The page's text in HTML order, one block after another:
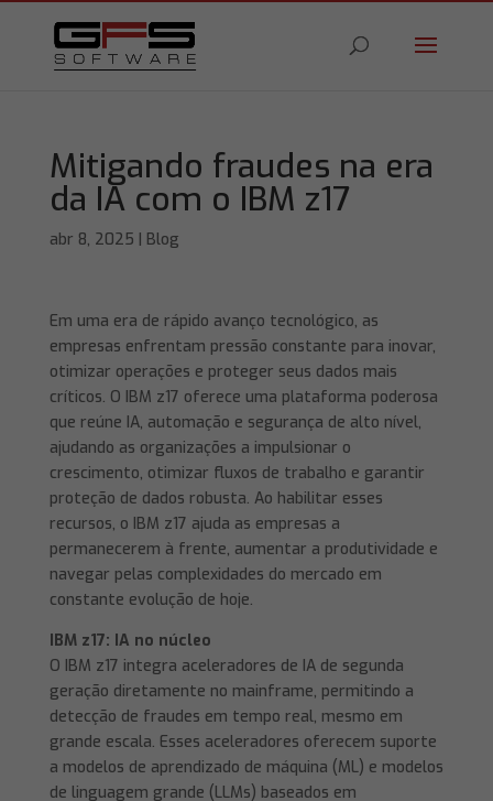
Mitigando fraudes na era
da IA ​​com o IBM z17
abr 8, 2025 | Blog
Em uma era de rápido avanço tecnológico, as
empresas enfrentam pressão constante para inovar,
otimizar operações e proteger seus dados mais
críticos. O IBM z17 oferece uma plataforma poderosa
que reúne IA, automação e segurança de alto nível,
ajudando as organizações a impulsionar o
crescimento, otimizar fluxos de trabalho e garantir
proteção de dados robusta. Ao habilitar esses
recursos, o IBM z17 ajuda as empresas a
permanecerem à frente, aumentar a produtividade e
navegar pelas complexidades do mercado em
constante evolução de hoje.
IBM z17: IA no núcleo
O IBM z17 integra aceleradores de IA de segunda
geração diretamente no mainframe, permitindo a
detecção de fraudes em tempo real, mesmo em
grande escala. Esses aceleradores oferecem suporte
a modelos de aprendizado de máquina (ML) e modelos
de linguagem grande (LLMs) baseados em